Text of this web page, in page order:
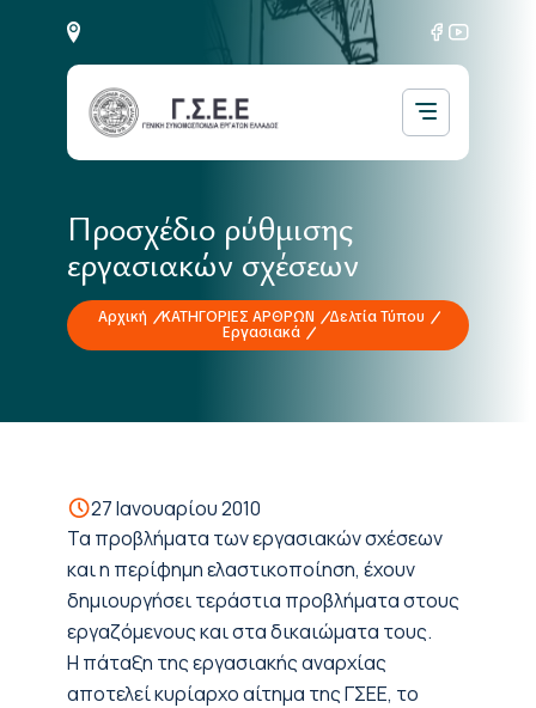
Προσχέδιο ρύθμισης
εργασιακών σχέσεων
Αρχική ΚΑΤΗΓΟΡΙΕΣ ΑΡΘΡΩΝ
Δελτία Τύπου
Εργασιακά
27 Ιανουαρίου 2010
Τα προβλήματα των εργασιακών σχέσεων
και η περίφημη ελαστικοποίηση, έχουν
δημιουργήσει τεράστια προβλήματα στους
εργαζόμενους και στα δικαιώματα τους.
Η πάταξη της εργασιακής αναρχίας
αποτελεί κυρίαρχο αίτημα της ΓΣΕΕ, το